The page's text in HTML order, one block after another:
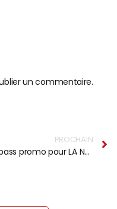
un commentaire.
PROCHAIN
Les pass promo pour LA NUIT DE L’ERDRE 2022 bientôt disponibles